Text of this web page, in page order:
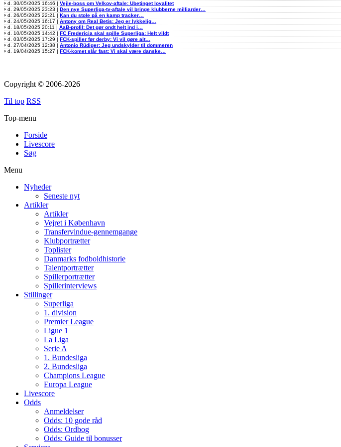
d. 30/05/2025 16:46 | Vejle-boss om Velkov-aftale: Ubetinget loyalitet
d. 29/05/2025 23:23 | Den nye Superliga-tv-aftale vil bringe klubberne milliarder…
d. 26/05/2025 22:21 | Kan du stole på en kamp tracker…
d. 24/05/2025 16:17 | Antony om Real Betis: Jeg er lykkelig…
d. 18/05/2025 20:11 | AaB-profil: Det gør ondt helt ind i…
d. 10/05/2025 14:42 | FC Fredericia skal spille Superliga: Helt vildt
d. 03/05/2025 17:29 | FCK-spiller før derby: Vi vil gøre alt…
d. 27/04/2025 12:38 | Antonio Rüdiger: Jeg undskylder til dommeren
d. 19/04/2025 15:27 | FCK-komet slår fast: Vi skal være danske…
Copyright © 2006-2026
Til top RSS
Top-menu
Forside
Livescore
Søg
Menu
Nyheder
Seneste nyt
Artikler
Artikler
Vejret i København
Transfervindue-gennemgange
Klubportrætter
Toplister
Danmarks fodboldhistorie
Talentportrætter
Spillerportrætter
Spillerinterviews
Stillinger
Superliga
1. division
Premier League
Ligue 1
La Liga
Serie A
1. Bundesliga
2. Bundesliga
Champions League
Europa League
Livescore
Odds
Anmeldelser
Odds: 10 gode råd
Odds: Ordbog
Odds: Guide til bonusser